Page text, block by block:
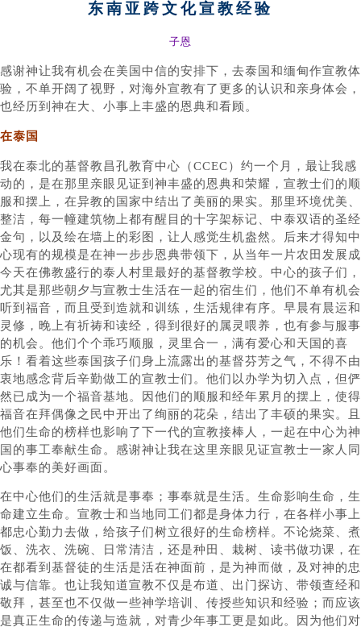
东南亚跨文化宣教经验
子恩
感谢神让我有机会在美国中信的安排下，去泰国和缅甸作宣教体
验，不单开阔了视野，对海外宣教有了更多的认识和亲身体会，
也经历到神在大、小事上丰盛的恩典和看顾。
在泰国
我在泰北的基督教昌孔教育中心（CCEC）约一个月，最让我感
动的，是在那里亲眼见证到神丰盛的恩典和荣耀，宣教士们的顺
服和摆上，在异教的国家中结出了美丽的果实。那里环境优美、
整洁，每一幢建筑物上都有醒目的十字架标记、中泰双语的圣经
金句，以及绘在墙上的彩图，让人感觉生机盎然。后来才得知中
心现有的规模是在神一步步恩典带领下，从当年一片农田发展成
今天在佛教盛行的泰人村里最好的基督教学校。中心的孩子们，
尤其是那些朝夕与宣教士生活在一起的宿生们，他们不单有机会
听到福音，而且受到造就和训练，生活规律有序。早晨有晨运和
灵修，晚上有祈祷和读经，得到很好的属灵喂养，也有参与服事
的机会。他们个个乖巧顺服，灵里合一，满有爱心和天国的喜
乐！看着这些泰国孩子们身上流露出的基督芬芳之气，不得不由
衷地感念背后辛勤做工的宣教士们。他们以办学为切入点，但俨
然已成为一个福音基地。因他们的顺服和经年累月的摆上，使得
福音在拜偶像之民中开出了绚丽的花朵，结出了丰硕的果实。且
他们生命的榜样也影响了下一代的宣教接棒人，一起在中心为神
国的事工奉献生命。感谢神让我在这里亲眼见证宣教士一家人同
心事奉的美好画面。
在中心他们的生活就是事奉；事奉就是生活。生命影响生命，生
命建立生命。宣教士和当地同工们都是身体力行，在各样小事上
都忠心勤力去做，给孩子们树立很好的生命榜样。不论烧菜、煮
饭、洗衣、洗碗、日常清洁，还是种田、栽树、读书做功课，在
在都看到基督徒的生活是活在神面前，是为神而做，及对神的忠
诚与信靠。也让我知道宣教不仅是布道、出门探访、带领查经和
敬拜，甚至也不仅做一些神学培训、传授些知识和经验；而应该
是真正生命的传递与造就，对青少年事工更是如此。因为他们对